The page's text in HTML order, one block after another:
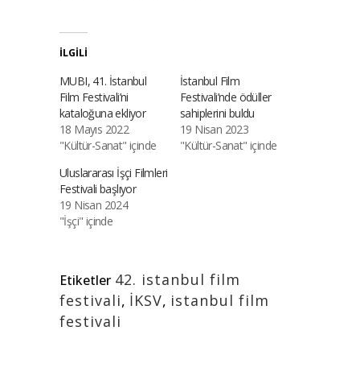
İLGILI
MUBI, 41. İstanbul
Film Festivali’ni
kataloğuna ekliyor
18 Mayıs 2022
"Kültür-Sanat" içinde
İstanbul Film
Festivali’nde ödüller
sahiplerini buldu
19 Nisan 2023
"Kültür-Sanat" içinde
Uluslararası İşçi Filmleri
Festivali başlıyor
19 Nisan 2024
"İşçi" içinde
Etiketler 42. istanbul film
festivali, İKSV, istanbul film
festivali